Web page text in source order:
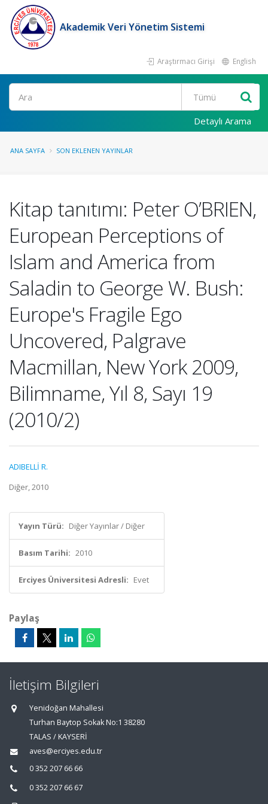
Akademik Veri Yönetim Sistemi
Araştırmacı Girişi English
Ara
Detaylı Arama
ANA SAYFA SON EKLENEN YAYINLAR
Kitap tanıtımı: Peter O’BRIEN,
European Perceptions of
Islam and America from
Saladin to George W. Bush:
Europe's Fragile Ego
Uncovered, Palgrave
Macmillan, New York 2009,
Bilimname, Yıl 8, Sayı 19
(2010/2)
ADIBELLİ R.
Diğer, 2010
Yayın Türü: Diğer Yayınlar / Diğer
Basım Tarihi: 2010
Erciyes Üniversitesi Adresli: Evet
Paylaş
İletişim Bilgileri
Yenidoğan Mahallesi
Turhan Baytop Sokak No:1 38280
TALAS / KAYSERİ
aves@erciyes.edu.tr
0 352 207 66 66
0 352 207 66 67